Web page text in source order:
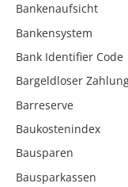
Bankenaufsicht
Bankensystem
Bank Identifier Code
Bargeldloser
Barreserve
Baukostenindex
Bausparen
Bausparkassen